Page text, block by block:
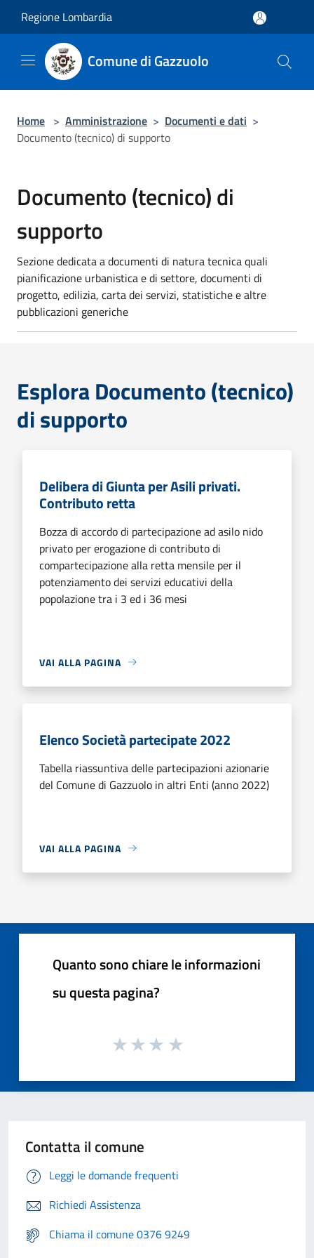
Regione Lombardia
Comune di Gazzuolo
Home > Amministrazione > Documenti e dati >
Documento (tecnico) di supporto
Documento (tecnico) di
supporto
Sezione dedicata a documenti di natura tecnica quali
pianificazione urbanistica e di settore, documenti di
progetto, edilizia, carta dei servizi, statistiche e altre
pubblicazioni generiche
Esplora Documento (tecnico)
di supporto
Delibera di Giunta per Asili privati.
Contributo retta
Bozza di accordo di partecipazione ad asilo nido
privato per erogazione di contributo di
compartecipazione alla retta mensile per il
potenziamento dei servizi educativi della
popolazione tra i 3 ed i 36 mesi
VAI ALLA PAGINA
Elenco Società partecipate 2022
Tabella riassuntiva delle partecipazioni azionarie
del Comune di Gazzuolo in altri Enti (anno 2022)
VAI ALLA PAGINA
Quanto sono chiare le informazioni
su questa pagina?
Contatta il comune
Leggi le domande frequenti
Richiedi Assistenza
Chiama il comune 0376 9249